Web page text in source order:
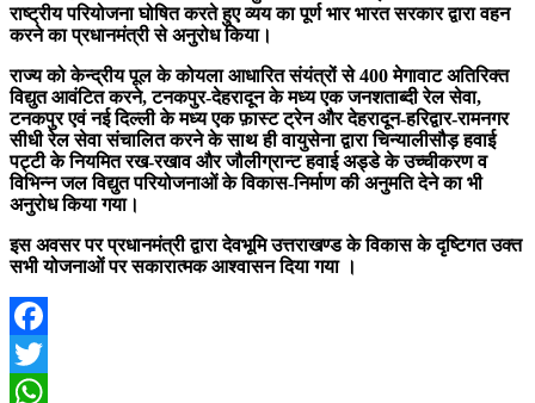
राष्ट्रीय परियोजना घोषित करते हुए व्यय का पूर्ण भार भारत सरकार द्वारा वहन
करने का प्रधानमंत्री से अनुरोध किया।
राज्य को केन्द्रीय पूल के कोयला आधारित संयंत्रों से 400 मेगावाट अतिरिक्त
विद्युत आवंटित करने, टनकपुर-देहरादून के मध्य एक जनशताब्दी रेल सेवा,
टनकपुर एवं नई दिल्ली के मध्य एक फ़ास्ट ट्रेन और देहरादून-हरिद्वार-रामनगर
सीधी रेल सेवा संचालित करने के साथ ही वायुसेना द्वारा चिन्यालीसौड़ हवाई
पट्टी के नियमित रख-रखाव और जौलीग्रान्ट हवाई अड्डे के उच्चीकरण व
विभिन्न जल विद्युत परियोजनाओं के विकास-निर्माण की अनुमति देने का भी
अनुरोध किया गया।
इस अवसर पर प्रधानमंत्री द्वारा देवभूमि उत्तराखण्ड के विकास के दृष्टिगत उक्त
सभी योजनाओं पर सकारात्मक आश्वासन दिया गया ।
Facebook
Twitter